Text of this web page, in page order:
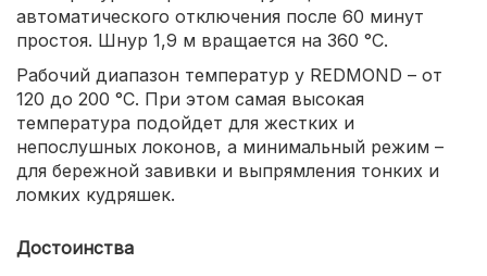
автоматического отключения после 60 минут
простоя. Шнур 1,9 м вращается на 360 °С.
Рабочий диапазон температур у REDMOND – от
120 до 200 °С. При этом самая высокая
температура подойдет для жестких и
непослушных локонов, а минимальный режим –
для бережной завивки и выпрямления тонких и
ломких кудряшек.
Достоинства